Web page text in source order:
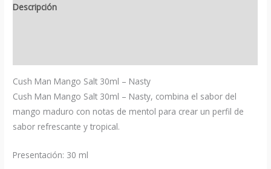
Descripción
Cush Man Mango Salt 30ml – Nasty
Cush Man Mango Salt 30ml – Nasty, combina el sabor del
mango maduro con notas de mentol para crear un perfil de
sabor refrescante y tropical.
Presentación: 30 ml